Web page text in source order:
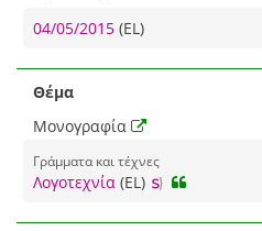
04/05/2015 (EL)
Θέμα
Μονογραφία
Γράμματα και τέχνες
Λογοτεχνία (EL)